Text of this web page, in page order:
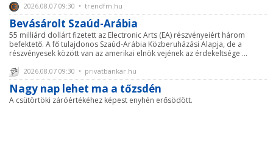
2026.08.07 09:30 • trendfm.hu
Bevásárolt Szaúd-Arábia
55 milliárd dollárt fizetett az Electronic Arts (EA) részvényeiért három
befektető. A fő tulajdonos Szaúd-Arábia Közberuházási Alapja, de a
részvényesek között van az amerikai elnök vejének az érdekeltsége ...
2026.08.07 09:30 • privatbankar.hu
Nagy nap lehet ma a tőzsdén
A csütörtöki záróértékéhez képest enyhén erősödött.